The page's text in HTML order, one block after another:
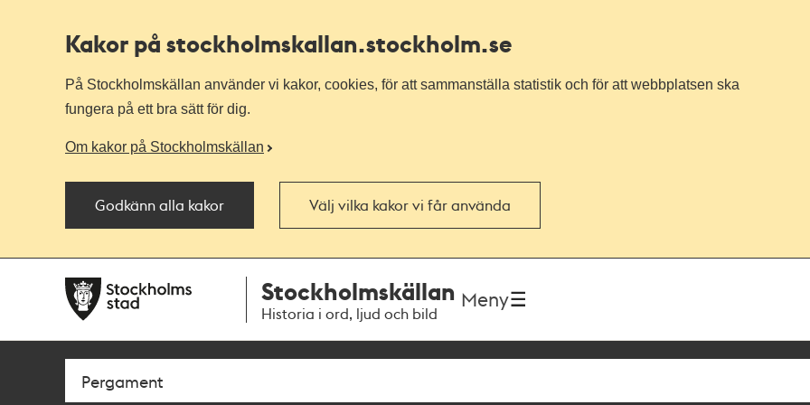
Kakor på stockholmskallan.stockholm.se
På Stockholmskällan använder vi kakor, cookies, för att sammanställa statistik och för att webbplatsen ska
fungera på ett bra sätt för dig.
Om kakor på Stockholmskällan
Godkänn alla kakor Välj vilka kakor vi får använda
navigationen
huvudinnehållet
Stockholmskällan
Historia i ord, ljud och bild
Meny
Sök